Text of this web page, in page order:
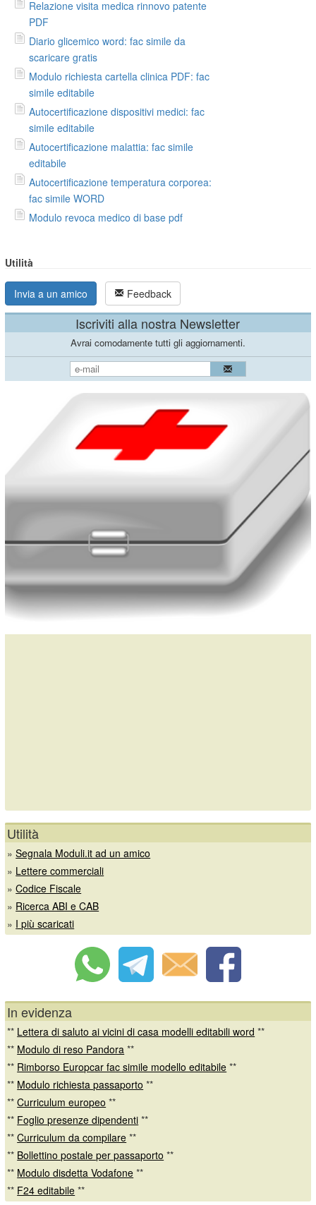
Relazione visita medica rinnovo patente
PDF
Diario glicemico word: fac simile da
scaricare gratis
Modulo richiesta cartella clinica PDF: fac
simile editabile
Autocertificazione dispositivi medici: fac
simile editabile
Autocertificazione malattia: fac simile
editabile
Autocertificazione temperatura corporea:
fac simile WORD
Modulo revoca medico di base pdf
Utilità
Invia a un amico Feedback
Iscriviti alla nostra Newsletter
Avrai comodamente tutti gli aggiornamenti.
Utilità
»Segnala Moduli.it ad un amico
» Lettere commerciali
»Codice Fiscale
» Ricerca ABI e CAB
» I più scaricati
In evidenza
** Lettera di saluto ai vicini di casa modelli editabili word **
** Modulo di reso Pandora **
** Rimborso Europcar fac simile modello editabile **
** Modulo richiesta passaporto **
**Curriculum europeo **
** Foglio presenze dipendenti **
**Curriculum da compilare **
** Bollettino postale per passaporto **
** Modulo disdetta Vodafone **
** F24 editabile **